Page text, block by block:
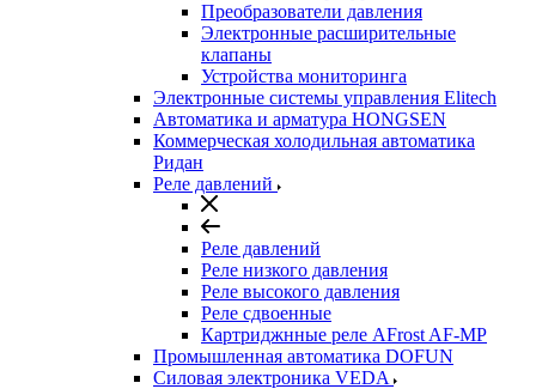
Преобразователи давления
Электронные расширительные
клапаны
Устройства мониторинга
Электронные системы управления Elitech
Автоматика и арматура HONGSEN
Коммерческая холодильная автоматика
Ридан
Реле давлений
Реле давлений
Реле низкого давления
Реле высокого давления
Реле сдвоенные
Картриджнные реле AFrost AF-MP
Промышленная автоматика DOFUN
Силовая электроника VEDA